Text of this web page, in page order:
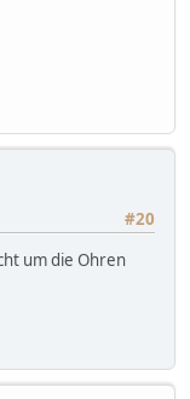
#20
um die Ohren